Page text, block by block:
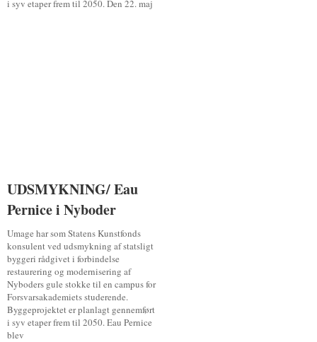
i syv etaper frem til 2050. Den 22. maj
UDSMYKNING/ Eau
Pernice i Nyboder
Umage har som Statens Kunstfonds
konsulent ved udsmykning af statsligt
byggeri rådgivet i forbindelse
restaurering og modernisering af
Nyboders gule stokke til en campus for
Forsvarsakademiets studerende.
Byggeprojektet er planlagt gennemført
i syv etaper frem til 2050. Eau Pernice
blev
UDSMYKNING/ Eau
Pernice i Nyboder